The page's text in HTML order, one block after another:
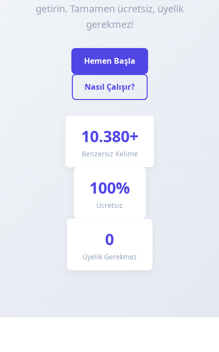
getirin. Tamamen ücretsiz, üyelik
gerekmez!
Hemen Başla
Nasıl Çalışır?
10.380+
Benzersiz Kelime
100%
Ücretsiz
0
Üyelik Gerekmez